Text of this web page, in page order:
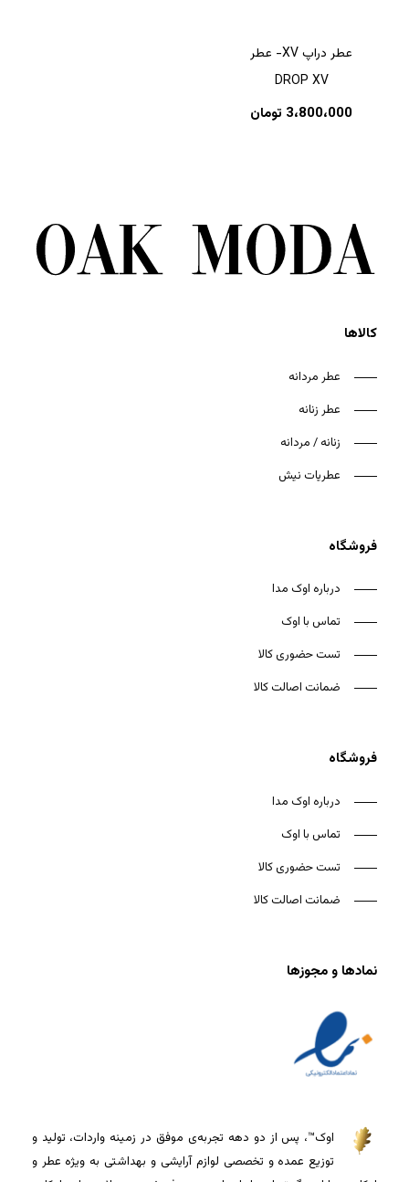
هیچ محصولی در سبد خرید نیست.
عطر دراپ XV- عطر
DROP XV
3،800،000 تومان
کالاها
عطر مردانه
عطر زنانه
زنانه / مردانه
عطریات نیش
فروشگاه
درباره اوک مدا
تماس با اوک
تست حضوری کالا
ضمانت اصالت کالا
فروشگاه
درباره اوک مدا
تماس با اوک
تست حضوری کالا
ضمانت اصالت کالا
نمادها و مجوزها
اوک™، پس از دو دهه تجربه‌ی موفق در زمینه واردات، تولید و
توزیع عمده و تخصصی لوازم آرایشی و بهداشتی به ویژه عطر و